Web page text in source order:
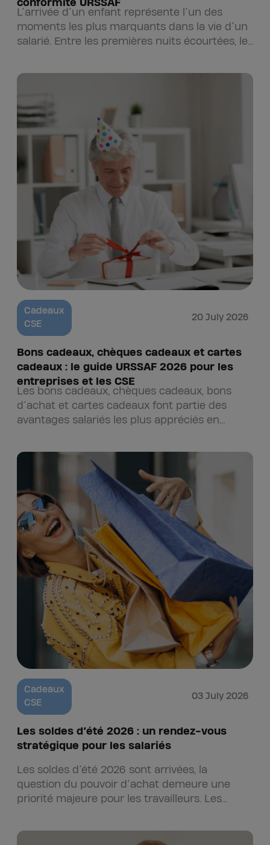
conformité URSSAF
L’arrivée d’un enfant représente l’un des
moments les plus marquants dans la vie d’un
salarié. Entre les premières nuits écourtées, les
Cadeaux
CSE
20 July 2026
Bons cadeaux, chèques cadeaux et cartes
cadeaux : le guide URSSAF 2026 pour les
entreprises et les CSE
Les bons cadeaux, chèques cadeaux, bons
d’achat et cartes cadeaux font partie des
avantages salariés les plus appréciés en
permettent de soutenir…
Cadeaux
CSE
03 July 2026
Les soldes d’été 2026 : un rendez-vous
stratégique pour les salariés
Les soldes d’été 2026 sont arrivées, la
question du pouvoir d’achat demeure une
priorité majeure pour les travailleurs. Les